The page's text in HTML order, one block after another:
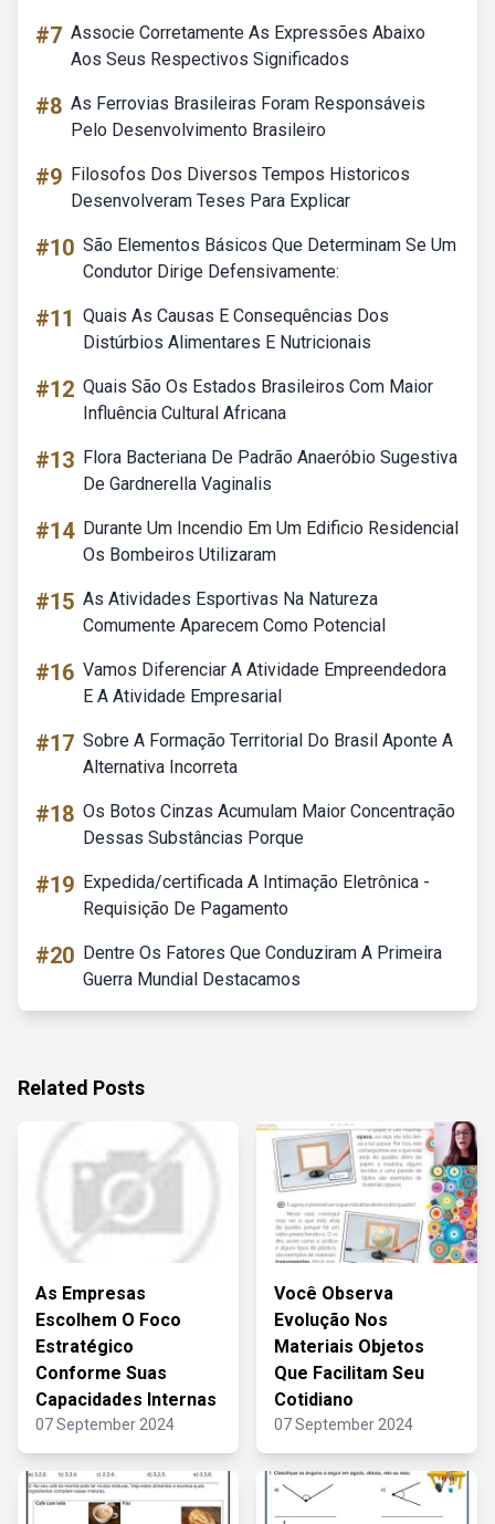
#7 Associe Corretamente As Expressões Abaixo
Aos Seus Respectivos Significados
#8 As Ferrovias Brasileiras Foram Responsáveis
Pelo Desenvolvimento Brasileiro
#9 Filosofos Dos Diversos Tempos Historicos
Desenvolveram Teses Para Explicar
#10 São Elementos Básicos Que Determinam Se Um
Condutor Dirige Defensivamente:
#11 Quais As Causas E Consequências Dos
Distúrbios Alimentares E Nutricionais
#12 Quais São Os Estados Brasileiros Com Maior
Influência Cultural Africana
#13 Flora Bacteriana De Padrão Anaeróbio Sugestiva
De Gardnerella Vaginalis
#14 Durante Um Incendio Em Um Edificio Residencial
Os Bombeiros Utilizaram
#15 As Atividades Esportivas Na Natureza
Comumente Aparecem Como Potencial
#16 Vamos Diferenciar A Atividade Empreendedora
E A Atividade Empresarial
#17 Sobre A Formação Territorial Do Brasil Aponte A
Alternativa Incorreta
#18 Os Botos Cinzas Acumulam Maior Concentração
Dessas Substâncias Porque
#19 Expedida/certificada A Intimação Eletrônica -
Requisição De Pagamento
#20 Dentre Os Fatores Que Conduziram A Primeira
Guerra Mundial Destacamos
Related Posts
As Empresas
Escolhem O Foco
Estratégico
Conforme Suas
Capacidades Internas
07 September 2024
Você Observa
Evolução Nos
Materiais Objetos
Que Facilitam Seu
Cotidiano
07 September 2024